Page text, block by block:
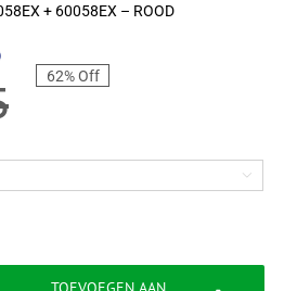
+ 60058EX – ROOD
62% Off
